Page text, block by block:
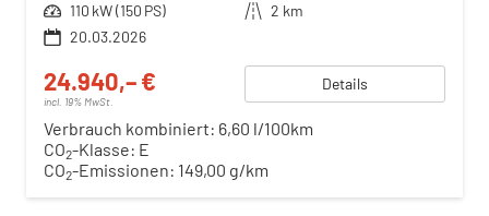
Leistung 110 kW (150 PS) Kilometerstand 2 km
20.03.2026
24.940,– €
incl. 19% MwSt.
Details
Verbrauch kombiniert: 6,60 l/100km
CO2-Klasse: E
CO2-Emissionen: 149,00 g/km